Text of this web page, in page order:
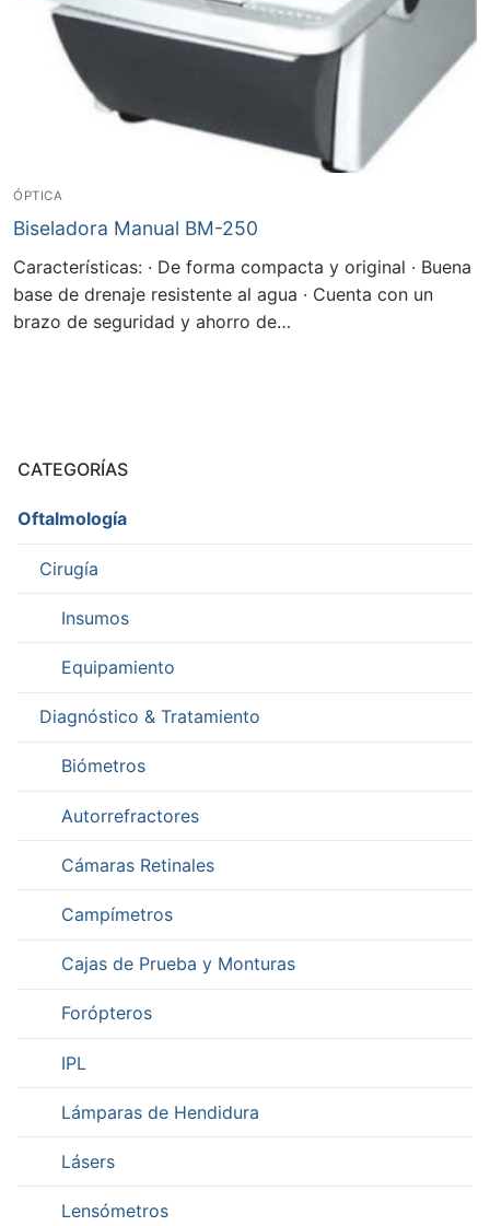
ÓPTICA
Biseladora Manual BM-250
Características: · De forma compacta y original · Buena
base de drenaje resistente al agua · Cuenta con un
brazo de seguridad y ahorro de…
CATEGORÍAS
Oftalmología
Cirugía
Insumos
Equipamiento
Diagnóstico & Tratamiento
Biómetros
Autorrefractores
Cámaras Retinales
Campímetros
Cajas de Prueba y Monturas
Forópteros
IPL
Lámparas de Hendidura
Lásers
Lensómetros